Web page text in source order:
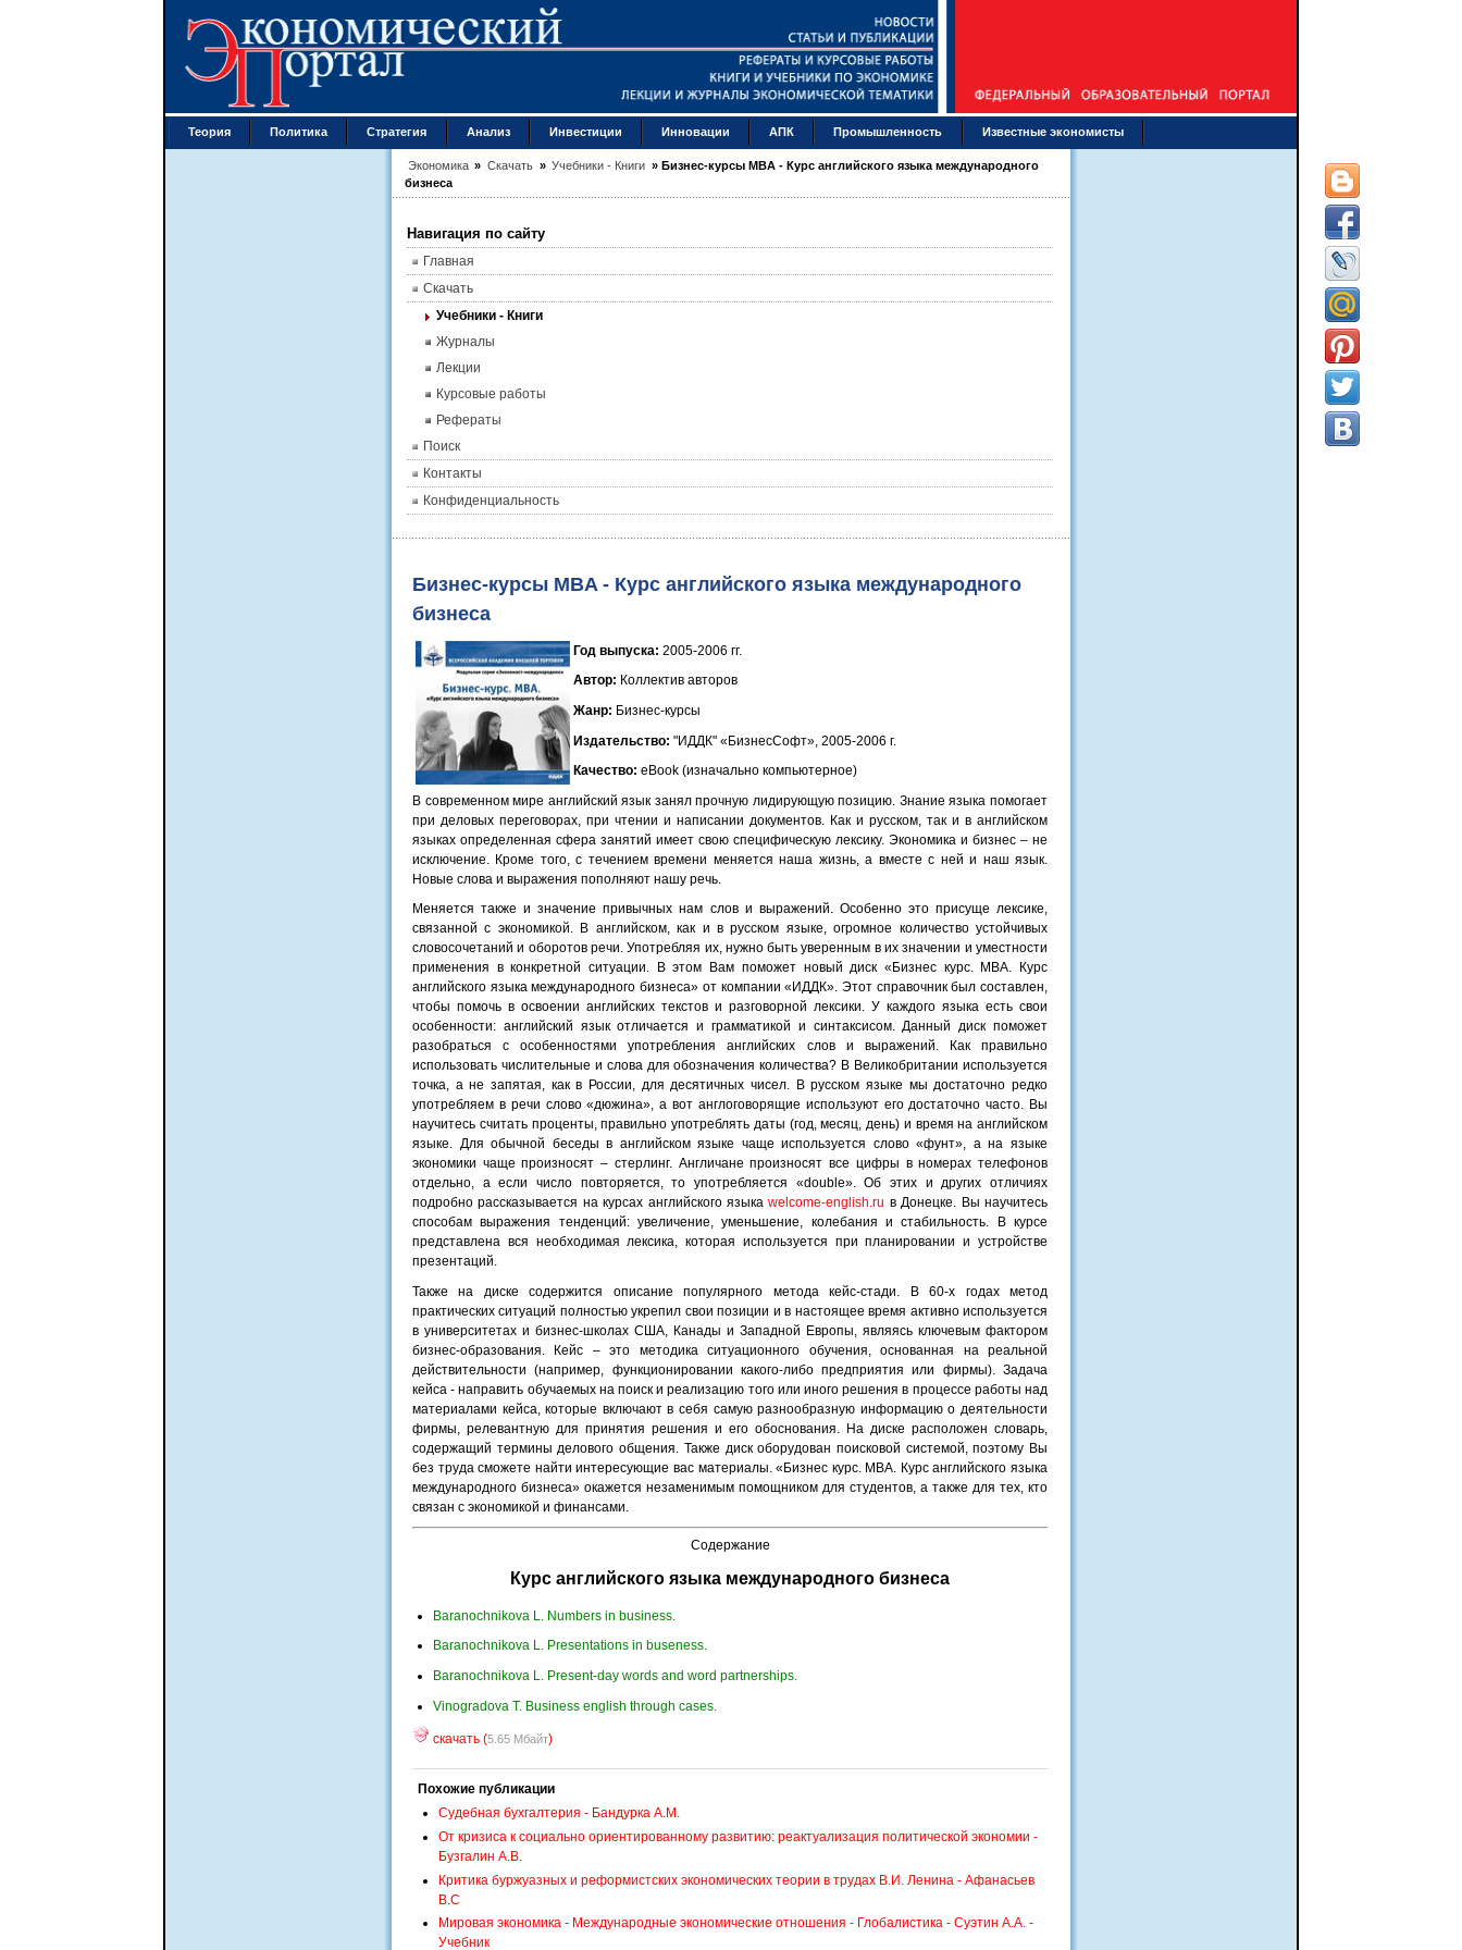
Теория Политика Стратегия Анализ Инвестиции Инновации АПК Промышленность Известные экономисты
Экономика » Скачать » Учебники - Книги »Бизнес-курсы MBA - Курс английского языка международного
бизнеса
Навигация по сайту
Главная
Скачать
Учебники - Книги
Журналы
Лекции
Курсовые работы
Рефераты
Поиск
Контакты
Конфиденциальность
Бизнес-курсы MBA - Курс английского языка международного
бизнеса
Год выпуска: 2005-2006 гг.
Автор: Коллектив авторов
Жанр: Бизнес-курсы
Издательство: "ИДДК" «БизнесСофт», 2005-2006 г.
Качество: eBook (изначально компьютерное)
В современном мире английский язык занял прочную лидирующую позицию. Знание языка помогает
при деловых переговорах, при чтении и написании документов. Как и русском, так и в английском
языках определенная сфера занятий имеет свою специфическую лексику. Экономика и бизнес – не
исключение. Кроме того, с течением времени меняется наша жизнь, а вместе с ней и наш язык.
Новые слова и выражения пополняют нашу речь.
Меняется также и значение привычных нам слов и выражений. Особенно это присуще лексике,
связанной с экономикой. В английском, как и в русском языке, огромное количество устойчивых
словосочетаний и оборотов речи. Употребляя их, нужно быть уверенным в их значении и уместности
применения в конкретной ситуации. В этом Вам поможет новый диск «Бизнес курс. МВА. Курс
английского языка международного бизнеса» от компании «ИДДК». Этот справочник был составлен,
чтобы помочь в освоении английских текстов и разговорной лексики. У каждого языка есть свои
особенности: английский язык отличается и грамматикой и синтаксисом. Данный диск поможет
разобраться с особенностями употребления английских слов и выражений. Как правильно
использовать числительные и слова для обозначения количества? В Великобритании используется
точка, а не запятая, как в России, для десятичных чисел. В русском языке мы достаточно редко
употребляем в речи слово «дюжина», а вот англоговорящие используют его достаточно часто. Вы
научитесь считать проценты, правильно употреблять даты (год, месяц, день) и время на английском
языке. Для обычной беседы в английском языке чаще используется слово «фунт», а на языке
экономики чаще произносят – стерлинг. Англичане произносят все цифры в номерах телефонов
отдельно, а если число повторяется, то употребляется «double». Об этих и других отличиях
подробно рассказывается на курсах английского языкаwelcome-english.ru в Донецке. Вы научитесь
способам выражения тенденций: увеличение, уменьшение, колебания и стабильность. В курсе
представлена вся необходимая лексика, которая используется при планировании и устройстве
презентаций.
Также на диске содержится описание популярного метода кейс-стади. В 60-х годах метод
практических ситуаций полностью укрепил свои позиции и в настоящее время активно используется
в университетах и бизнес-школах США, Канады и Западной Европы, являясь ключевым фактором
бизнес-образования. Кейс – это методика ситуационного обучения, основанная на реальной
действительности (например, функционировании какого-либо предприятия или фирмы). Задача
кейса - направить обучаемых на поиск и реализацию того или иного решения в процессе работы над
материалами кейса, которые включают в себя самую разнообразную информацию о деятельности
фирмы, релевантную для принятия решения и его обоснования. На диске расположен словарь,
содержащий термины делового общения. Также диск оборудован поисковой системой, поэтому Вы
без труда сможете найти интересующие вас материалы.«Бизнес курс. МВА. Курс английского языка
международного бизнеса» окажется незаменимым помощником для студентов, а также для тех, кто
связан с экономикой и финансами.
Содержание
Курс английского языка международного бизнеса
Baranochnikova L. Numbers in business.
Baranochnikova L. Presentations in buseness.
Baranochnikova L. Present-day words and word partnerships.
Vinogradova T. Business english through cases.
скачать (5.65 Мбайт)
Похожие публикации
Судебная бухгалтерия - Бандурка А.М.
От кризиса к социально ориентированному развитию: реактуализация политической экономии -
Бузгалин А.В.
Критика буржуазных и реформистских экономических теории в трудах В.И. Ленина - Афанасьев
В.С
Мировая экономика - Международные экономические отношения - Глобалистика - Суэтин А.А. -
Учебник